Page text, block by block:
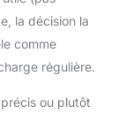
la décision la
comme
régulière.
ou plutôt